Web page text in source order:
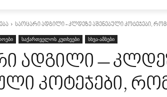
საოცარი ადგილი - კლდეზე აშენებული კოტეჯები,
საქართველოს კუთხეები სხვა-ამბები
ადგილი –
კოტეჯები,